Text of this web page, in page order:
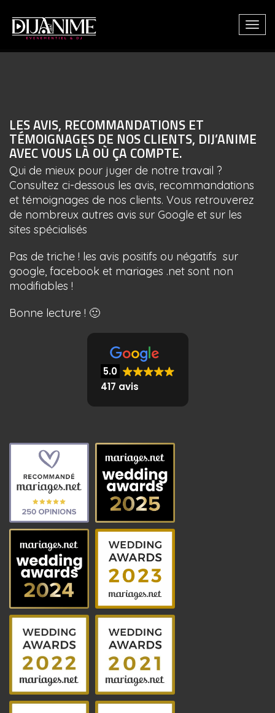
LES AVIS, RECOMMANDATIONS ET
TÉMOIGNAGES DE NOS CLIENTS, DIJ’ANIME
AVEC VOUS LÀ OÙ ÇA COMPTE.
Qui de mieux pour juger de notre travail ?
Consultez ci-dessous les avis, recommandations
et témoignages de nos clients. Vous retrouverez
de nombreux autres avis sur Google et sur les
sites spécialisés
Pas de triche ! les avis positifs ou négatifs sur
google, facebook et mariages .net sont non
modifiables !
Bonne lecture ! 🙂
5.0
417 avis